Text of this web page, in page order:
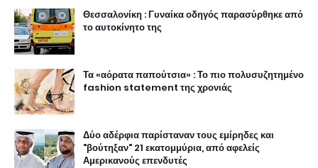
Θεσσαλονίκη : Γυναίκα οδηγός παρασύρθηκε από
το αυτοκίνητο της
Τα «αόρατα παπούτσια» : Το πιο πολυσυζητημένο
fashion statement της χρονιάς
Δύο αδέρφια παρίσταναν τους εμίρηδες και
"βούτηξαν" 21 εκατομμύρια, από αφελείς
Αμερικανούς επενδυτές